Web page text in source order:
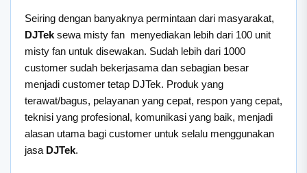
Seiring dengan banyaknya permintaan dari masyarakat,
DJTek sewa misty fan menyediakan lebih dari 100 unit
misty fan untuk disewakan. Sudah lebih dari 1000
customer sudah bekerjasama dan sebagian besar
menjadi customer tetap DJTek. Produk yang
terawat/bagus, pelayanan yang cepat, respon yang cepat,
teknisi yang profesional, komunikasi yang baik, menjadi
alasan utama bagi customer untuk selalu menggunakan
jasa DJTek.